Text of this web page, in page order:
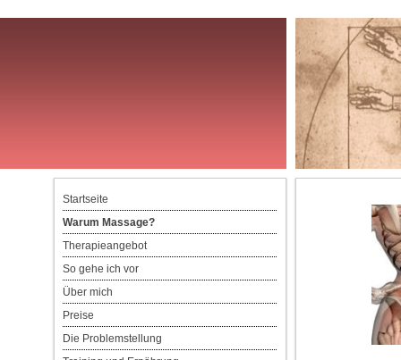
Startseite
Warum Massage?
Therapieangebot
So gehe ich vor
Über mich
Preise
Die Problemstellung